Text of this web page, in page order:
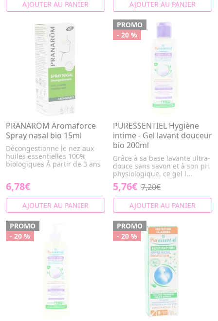
AJOUTER AU PANIER AJOUTER AU PANIER
PRANAROM Aromaforce
Spray nasal bio 15ml
Décongestionne le nez aux
huiles essentielles 100%
biologiques À partir de 3 ans
6,78€
AJOUTER AU PANIER
PROMO
- 20 %
PURESSENTIEL Hygiène
intime - Gel lavant douceur
bio 200ml
Grâce à sa base lavante ultra-
douce sans savon et à son pH
physiologique, ce gel l...
5,76€ 7,20€
AJOUTER AU PANIER
PROMO
- 20 %
PROMO
- 20 %